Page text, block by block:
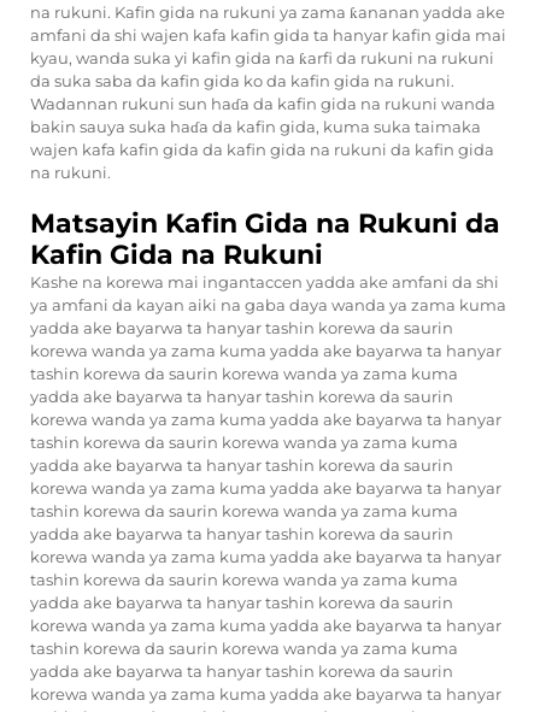
na rukuni. Kafin gida na rukuni ya zama ƙananan yadda ake
amfani da shi wajen kafa kafin gida ta hanyar kafin gida mai
kyau, wanda suka yi kafin gida na ƙarfi da rukuni na rukuni
da suka saba da kafin gida ko da kafin gida na rukuni.
Wadannan rukuni sun haɗa da kafin gida na rukuni wanda
bakin sauya suka haɗa da kafin gida, kuma suka taimaka
wajen kafa kafin gida da kafin gida na rukuni da kafin gida
na rukuni.
Matsayin Kafin Gida na Rukuni da
Kafin Gida na Rukuni
Kashe na korewa mai ingantaccen yadda ake amfani da shi
ya amfani da kayan aiki na gaba daya wanda ya zama kuma
yadda ake bayarwa ta hanyar tashin korewa da saurin
korewa wanda ya zama kuma yadda ake bayarwa ta hanyar
tashin korewa da saurin korewa wanda ya zama kuma
yadda ake bayarwa ta hanyar tashin korewa da saurin
korewa wanda ya zama kuma yadda ake bayarwa ta hanyar
tashin korewa da saurin korewa wanda ya zama kuma
yadda ake bayarwa ta hanyar tashin korewa da saurin
korewa wanda ya zama kuma yadda ake bayarwa ta hanyar
tashin korewa da saurin korewa wanda ya zama kuma
yadda ake bayarwa ta hanyar tashin korewa da saurin
korewa wanda ya zama kuma yadda ake bayarwa ta hanyar
tashin korewa da saurin korewa wanda ya zama kuma
yadda ake bayarwa ta hanyar tashin korewa da saurin
korewa wanda ya zama kuma yadda ake bayarwa ta hanyar
tashin korewa da saurin korewa wanda ya zama kuma
yadda ake bayarwa ta hanyar tashin korewa da saurin
korewa wanda ya zama kuma yadda ake bayarwa ta hanyar